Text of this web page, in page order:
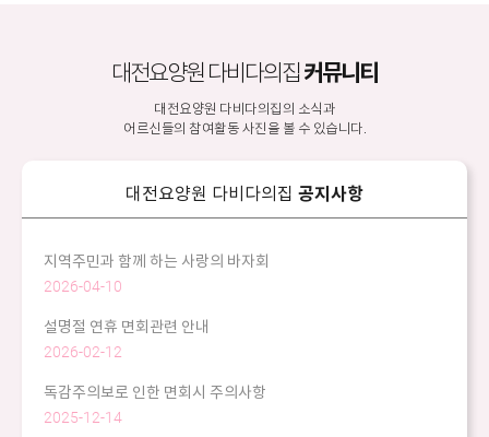
대전요양원 다비다의집 커뮤니티
대전요양원 다비다의집의 소식과
어르신들의 참여활동 사진을 볼 수 있습니다.
대전요양원 다비다의집 공지사항
지역주민과 함께 하는 사랑의 바자회
2026-04-10
설명절 연휴 면회관련 안내
2026-02-12
독감주의보로 인한 면회시 주의사항
2025-12-14
동행없이도 구두 동의로 입원 가능하며 추후
동의서 및 필요서류 병원 내원하여 작성.